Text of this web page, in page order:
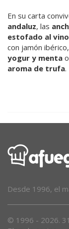
En su carta
andaluz, las
estofado al
con jamón
yogur y menta
aroma de trufa.
Desde 1996, el
© 1996 - 2026.